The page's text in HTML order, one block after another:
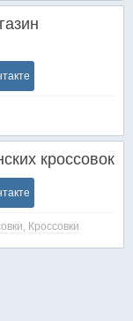
кроссовок
, Кроссовки